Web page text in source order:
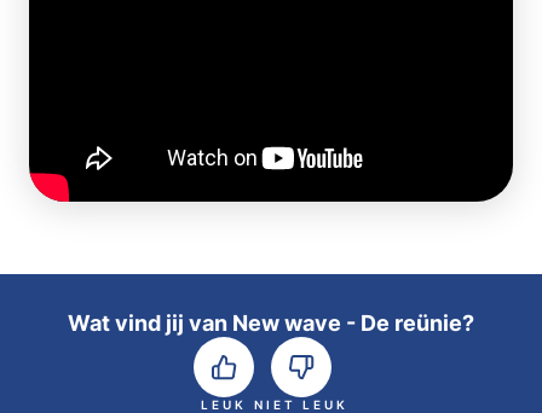
Wat vind jij van New wave - De reünie?
LEUK NIET LEUK